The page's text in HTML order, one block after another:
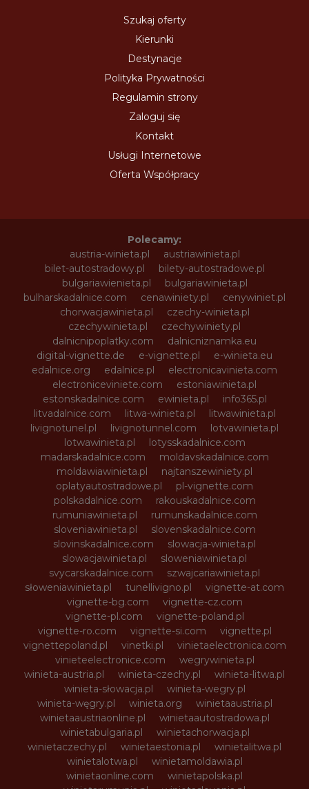
Szukaj oferty
Kierunki
Destynacje
Polityka Prywatności
Regulamin strony
Zaloguj się
Kontakt
Usługi Internetowe
Oferta Współpracy
Polecamy:
austria-winieta.pl
austriawinieta.pl
bilet-autostradowy.pl
bilety-autostradowe.pl
bulgariawienieta.pl
bulgariawinieta.pl
bulharskadalnice.com
cenawiniety.pl
cenywiniet.pl
chorwacjawinieta.pl
czechy-winieta.pl
czechywinieta.pl
czechywiniety.pl
dalnicnipoplatky.com
dalnicniznamka.eu
digital-vignette.de
e-vignette.pl
e-winieta.eu
edalnice.org
edalnice.pl
electronicavinieta.com
electroniceviniete.com
estoniawinieta.pl
estonskadalnice.com
ewinieta.pl
info365.pl
litvadalnice.com
litwa-winieta.pl
litwawinieta.pl
livignotunel.pl
livignotunnel.com
lotvawinieta.pl
lotwawinieta.pl
lotysskadalnice.com
madarskadalnice.com
moldavskadalnice.com
moldawiawinieta.pl
najtanszewiniety.pl
oplatyautostradowe.pl
pl-vignette.com
polskadalnice.com
rakouskadalnice.com
rumuniawinieta.pl
rumunskadalnice.com
sloveniawinieta.pl
slovenskadalnice.com
slovinskadalnice.com
slowacja-winieta.pl
slowacjawinieta.pl
sloweniawinieta.pl
svycarskadalnice.com
szwajcariawinieta.pl
słoweniawinieta.pl
tunellivigno.pl
vignette-at.com
vignette-bg.com
vignette-cz.com
vignette-pl.com
vignette-poland.pl
vignette-ro.com
vignette-si.com
vignette.pl
vignettepoland.pl
vinetki.pl
vinietaelectronica.com
vinieteelectronice.com
wegrywinieta.pl
winieta-austria.pl
winieta-czechy.pl
winieta-litwa.pl
winieta-słowacja.pl
winieta-wegry.pl
winieta-węgry.pl
winieta.org
winietaaustria.pl
winietaaustriaonline.pl
winietaautostradowa.pl
winietabulgaria.pl
winietachorwacja.pl
winietaczechy.pl
winietaestonia.pl
winietalitwa.pl
winietalotwa.pl
winietamoldawia.pl
winietaonline.com
winietapolska.pl